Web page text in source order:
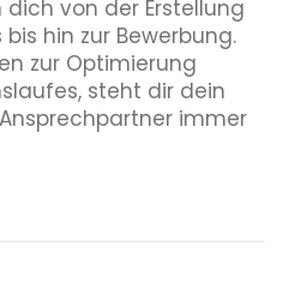
von der Erstellung
hin zur Bewerbung.
zur Optimierung
steht dir dein
immer